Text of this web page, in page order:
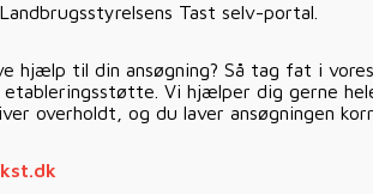
Tast selv-portal.
hjælp til din ansøgning? Så tag fat i
Vi hjælper dig gerne
overholdt, og du laver ansøgningen